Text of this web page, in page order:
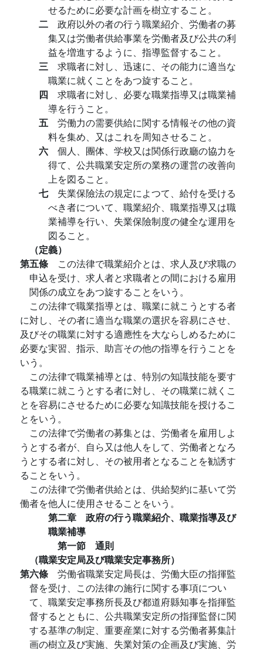
せるために必要な計画を樹立すること。
二 政府以外の者の行う職業紹介、労働者の募
集又は労働者供給事業を労働者及び公共の利
益を増進するように、指導監督すること。
三 求職者に対し、迅速に、その能力に適当な
職業に就くことをあつ旋すること。
四 求職者に対し、必要な職業指導又は職業補
導を行うこと。
五 労働力の需要供給に関する情報その他の資
料を集め、又はこれを周知させること。
六 個人、團体、学校又は関係行政廳の協力を
得て、公共職業安定所の業務の運営の改善向
上を図ること。
七 失業保險法の規定によつて、給付を受ける
べき者について、職業紹介、職業指導又は職
業補導を行い、失業保險制度の健全な運用を
図ること。
（定義）
第五條 この法律で職業紹介とは、求人及び求職の
申込を受け、求人者と求職者との間における雇用
関係の成立をあつ旋することをいう。
この法律で職業指導とは、職業に就こうとする者
に対し、その者に適当な職業の選択を容易にさせ、
及びその職業に対する適應性を大ならしめるために
必要な実習、指示、助言その他の指導を行うことを
いう。
この法律で職業補導とは、特別の知識技能を要す
る職業に就こうとする者に対し、その職業に就くこ
とを容易にさせるために必要な知識技能を授けるこ
とをいう。
この法律で労働者の募集とは、労働者を雇用しよ
うとする者が、自ら又は他人をして、労働者となろ
うとする者に対し、その被用者となることを勧誘す
ることをいう。
この法律で労働者供給とは、供給契約に基いて労
働者を他人に使用させることをいう。
第二章 政府の行う職業紹介、職業指導及び
職業補導
第一節 通則
（職業安定局及び職業安定事務所）
第六條 労働省職業安定局長は、労働大臣の指揮監
督を受け、この法律の施行に関する事項につい
て、職業安定事務所長及び都道府縣知事を指揮監
督するとともに、公共職業安定所の指揮監督に関
する基準の制定、重要産業に対する労働者募集計
画の樹立及び実施、失業対策の企画及び実施、労